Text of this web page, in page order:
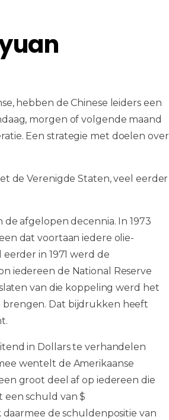
hebben de Chinese leiders een
morgen of volgende maand
Een strategie met doelen over
de Verenigde Staten, veel eerder
de afgelopen decennia. In 1973
dat voortaan iedere olie-
in 1971 werd de
iedereen de National Reserve
van die koppeling werd het
brengen. Dat bijdrukken heeft
in Dollars te verhandelen
wentelt de Amerikaanse
groot deel af op iedereen die
schuld van $
daarmee de schuldenpositie van